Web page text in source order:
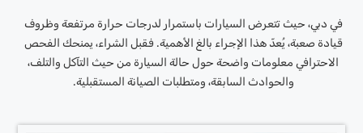
في دبي، حيث تتعرض السيارات باستمرار لدرجات حرارة مرتفعة وظروف
قيادة صعبة، يُعدّ هذا الإجراء بالغ الأهمية. فقبل الشراء، يمنحك الفحص
الاحترافي معلومات واضحة حول حالة السيارة من حيث التآكل والتلف،
والحوادث السابقة، ومتطلبات الصيانة المستقبلية.